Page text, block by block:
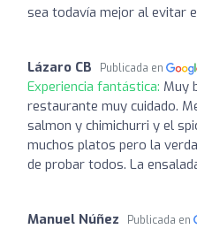
sea todavía mejor al evitar
Lázaro CB Publicada en
Experiencia fantástica: Muy
restaurante muy cuidado.
salmon y chimichurri y el
muchos platos pero la
de probar todos. La
Manuel Núñez Publicada en